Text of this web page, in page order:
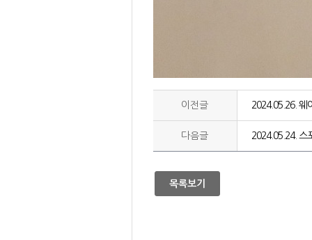
이전글 2024.05.26. 웨
다음글 2024.05.24. 스
목록보기